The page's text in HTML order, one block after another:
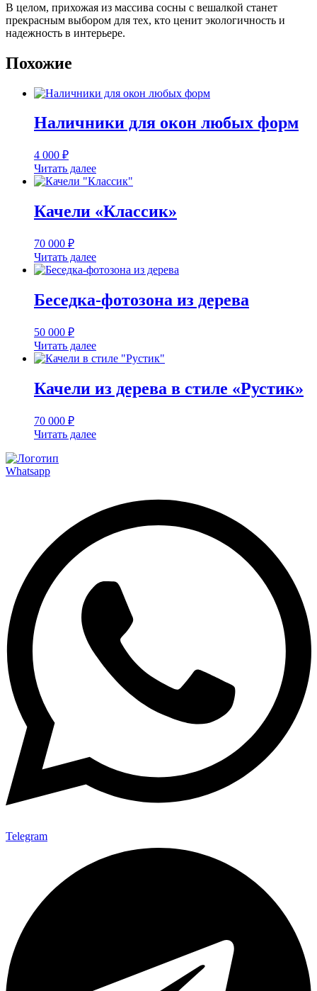
В целом, прихожая из массива сосны с вешалкой станет
прекрасным выбором для тех, кто ценит экологичность и
надежность в интерьере.
Похожие
Наличники для окон любых форм
4 000 ₽
Читать далее
Качели «Классик»
70 000 ₽
Читать далее
Беседка-фотозона из дерева
50 000 ₽
Читать далее
Качели из дерева в стиле «Рустик»
70 000 ₽
Читать далее
Whatsapp
Telegram